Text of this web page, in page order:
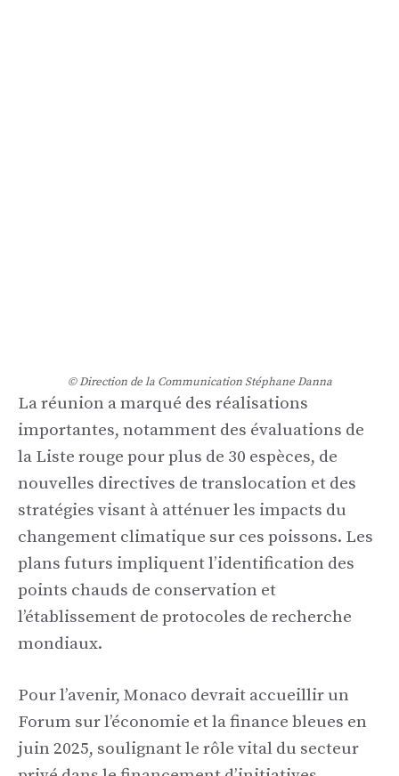
© Direction de la Communication Stéphane Danna
La réunion a marqué des réalisations
importantes, notamment des évaluations de
la Liste rouge pour plus de 30 espèces, de
nouvelles directives de translocation et des
stratégies visant à atténuer les impacts du
changement climatique sur ces poissons. Les
plans futurs impliquent l’identification des
points chauds de conservation et
l’établissement de protocoles de recherche
mondiaux.
Pour l’avenir, Monaco devrait accueillir un
Forum sur l’économie et la finance bleues en
juin 2025, soulignant le rôle vital du secteur